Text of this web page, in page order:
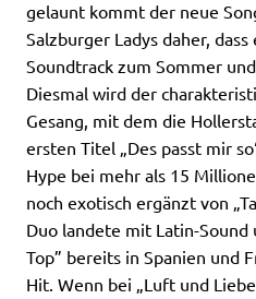
gelaunt kommt der neue
Salzburger Ladys daher,
Soundtrack zum Sommer
Diesmal wird der
Gesang, mit dem die
ersten Titel „Des passt mir
Hype bei mehr als 15
noch exotisch ergänzt von
Duo landete mit Latin-Sound
Top” bereits in Spanien und
Hit. Wenn bei „Luft und